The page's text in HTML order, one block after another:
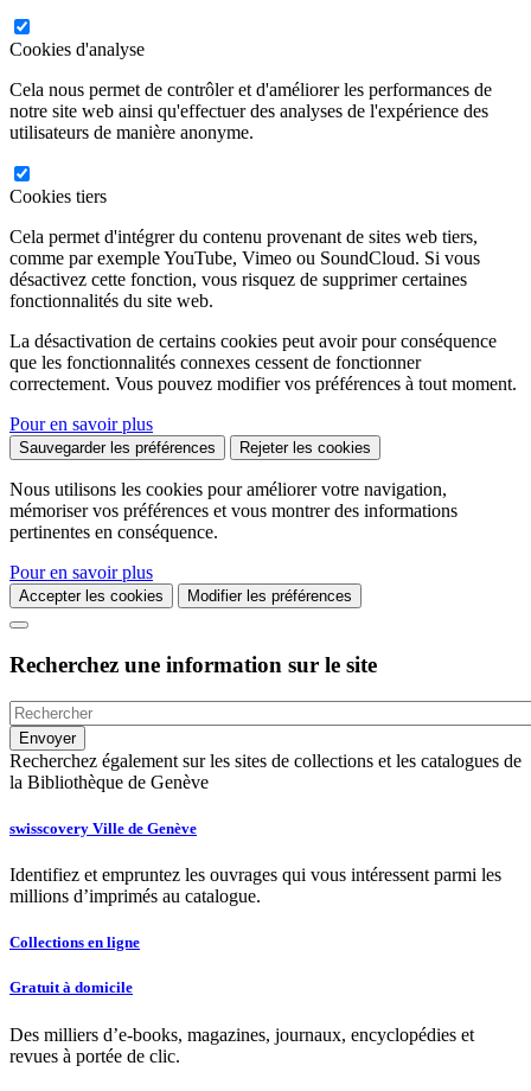
Cookies d'analyse
Cela nous permet de contrôler et d'améliorer les performances de
notre site web ainsi qu'effectuer des analyses de l'expérience des
utilisateurs de manière anonyme.
Cookies tiers
Cela permet d'intégrer du contenu provenant de sites web tiers,
comme par exemple YouTube, Vimeo ou SoundCloud. Si vous
désactivez cette fonction, vous risquez de supprimer certaines
fonctionnalités du site web.
La désactivation de certains cookies peut avoir pour conséquence
que les fonctionnalités connexes cessent de fonctionner
correctement. Vous pouvez modifier vos préférences à tout moment.
Pour en savoir plus
Sauvegarder les préférences Rejeter les cookies
Nous utilisons les cookies pour améliorer votre navigation,
mémoriser vos préférences et vous montrer des informations
pertinentes en conséquence.
Pour en savoir plus
Accepter les cookies Modifier les préférences
Recherchez une information sur le site
Recherchez également sur les sites de collections et les catalogues de
la Bibliothèque de Genève
swisscovery Ville de Genève
Identifiez et empruntez les ouvrages qui vous intéressent parmi les
millions d’imprimés au catalogue.
Collections en ligne
Gratuit à domicile
Des milliers d’e-books, magazines, journaux, encyclopédies et
revues à portée de clic.